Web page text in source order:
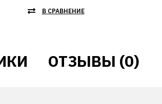
В СРАВНЕНИЕ
ОТЗЫВЫ (0)